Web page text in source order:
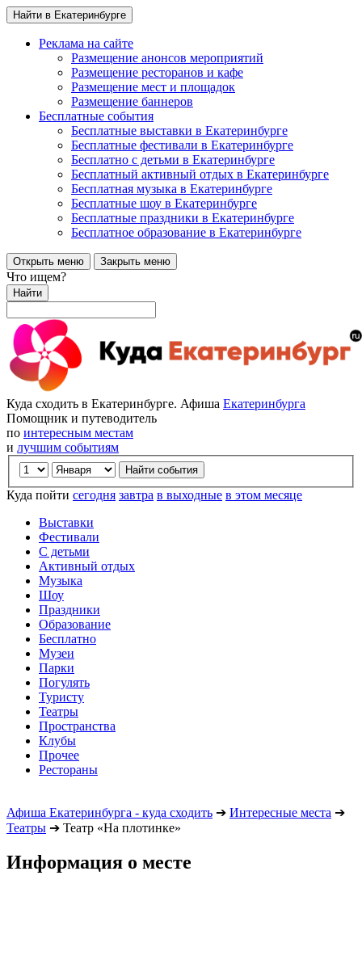
Найти в Екатеринбурге
Реклама на сайте
Размещение анонсов мероприятий
Размещение ресторанов и кафе
Размещение мест и площадок
Размещение баннеров
Бесплатные события
Бесплатные выставки в Екатеринбурге
Бесплатные фестивали в Екатеринбурге
Бесплатно с детьми в Екатеринбурге
Бесплатный активный отдых в Екатеринбурге
Бесплатная музыка в Екатеринбурге
Бесплатные шоу в Екатеринбурге
Бесплатные праздники в Екатеринбурге
Бесплатное образование в Екатеринбурге
Открыть меню Закрыть меню
Что ищем?
Найти
Куда сходить в Екатеринбурге. Афиша Екатеринбурга
Помощник и путеводитель
по интересным местам
и лучшим событиям
Куда пойти сегодня завтра в выходные в этом месяце
Выставки
Фестивали
С детьми
Активный отдых
Музыка
Шоу
Праздники
Образование
Бесплатно
Музеи
Парки
Погулять
Туристу
Театры
Пространства
Клубы
Прочее
Рестораны
Афиша Екатеринбурга - куда сходить ➔ Интересные места ➔
Театры ➔ Театр «На плотинке»
Информация о месте